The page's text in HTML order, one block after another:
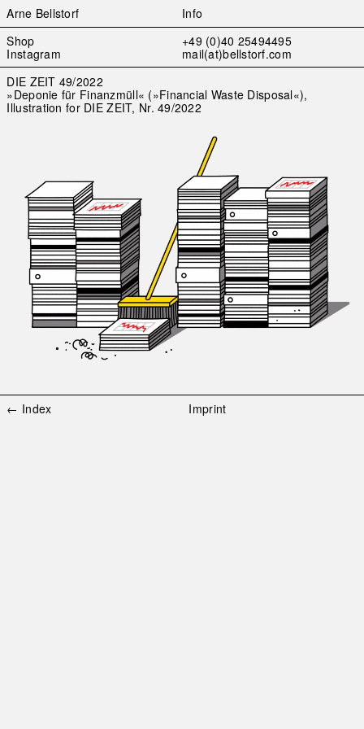
Skip
to
content
Arne Bellstorf
Info
Shop
Instagram
+49 (0)40 25494495
mail(at)bellstorf.com
DIE ZEIT 49/2022
»Deponie für Finanzmüll« (»Financial Waste Disposal«),
Illustration for DIE ZEIT, Nr. 49/2022
← Index Imprint